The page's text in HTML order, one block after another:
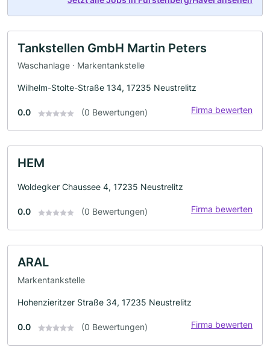
Tankstellen GmbH Martin Peters
Waschanlage · Markentankstelle
Wilhelm-Stolte-Straße 134, 17235 Neustrelitz
0.0 (0 Bewertungen) Firma bewerten
HEM
Woldegker Chaussee 4, 17235 Neustrelitz
0.0 (0 Bewertungen) Firma bewerten
ARAL
Markentankstelle
Hohenzieritzer Straße 34, 17235 Neustrelitz
0.0 (0 Bewertungen) Firma bewerten